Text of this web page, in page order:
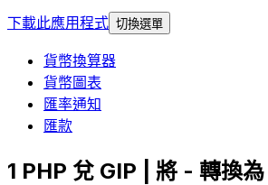
下載此應用程式 切換選單
貨幣換算器
貨幣圖表
匯率通知
匯款
1 PHP 兌 GIP | 將 - 轉換